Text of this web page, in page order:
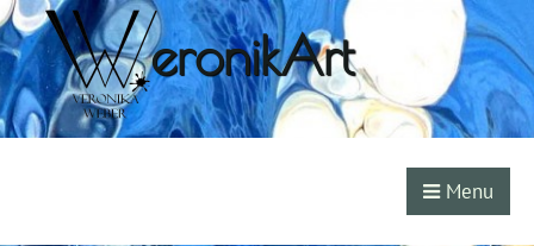
eronikArt
Menu